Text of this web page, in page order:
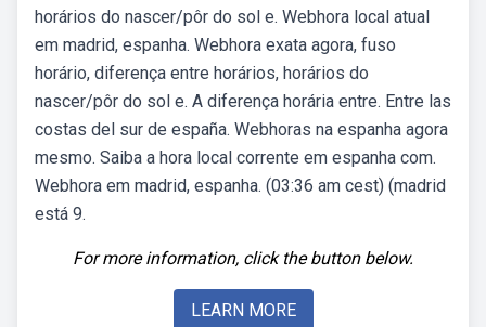
horários do nascer/pôr do sol e. Webhora local atual
em madrid, espanha. Webhora exata agora, fuso
horário, diferença entre horários, horários do
nascer/pôr do sol e. A diferença horária entre. Entre las
costas del sur de españa. Webhoras na espanha agora
mesmo. Saiba a hora local corrente em espanha com.
Webhora em madrid, espanha. (03:36 am cest) (madrid
está 9.
For more information, click the button below.
LEARN MORE